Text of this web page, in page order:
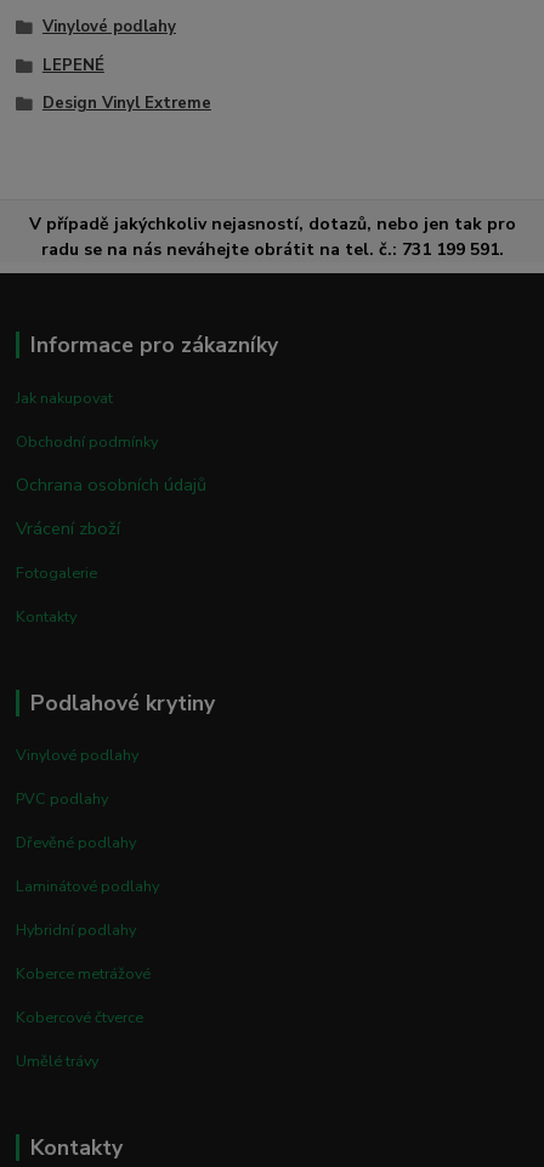
Vinylové podlahy
LEPENÉ
Design Vinyl Extreme
V případě jakýchkoliv nejasností, dotazů, nebo jen tak pro
radu se na nás neváhejte obrátit na tel. č.: 731 199 591.
Informace pro zákazníky
Jak nakupovat
Obchodní podmínky
Ochrana osobních údajů
Vrácení zboží
Fotogalerie
Kontakty
Podlahové krytiny
Vinylové podlahy
PVC podlahy
Dřevěné podlahy
Laminátové podlahy
Hybridní podlahy
Koberce metrážové
Kobercové čtverce
Umělé trávy
Kontakty